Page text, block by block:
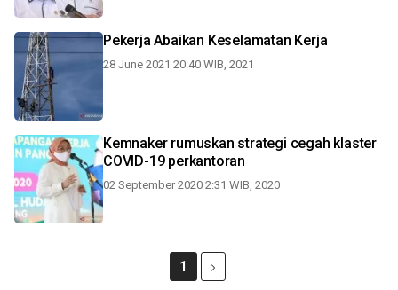
Pekerja Abaikan Keselamatan Kerja
28 June 2021 20:40 WIB, 2021
Kemnaker rumuskan strategi cegah klaster
COVID-19 perkantoran
02 September 2020 2:31 WIB, 2020
1